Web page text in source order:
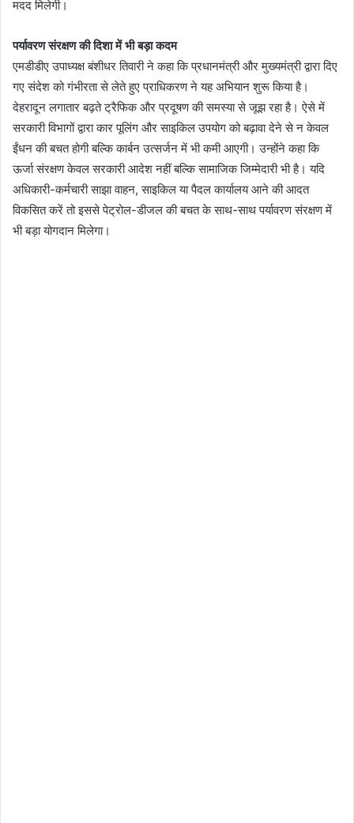
मदद मिलेगी।
पर्यावरण संरक्षण की दिशा में भी बड़ा कदम
एमडीडीए उपाध्यक्ष बंशीधर तिवारी ने कहा कि प्रधानमंत्री और मुख्यमंत्री द्वारा दिए
गए संदेश को गंभीरता से लेते हुए प्राधिकरण ने यह अभियान शुरू किया है।
देहरादून लगातार बढ़ते ट्रैफिक और प्रदूषण की समस्या से जूझ रहा है। ऐसे में
सरकारी विभागों द्वारा कार पूलिंग और साइकिल उपयोग को बढ़ावा देने से न केवल
ईंधन की बचत होगी बल्कि कार्बन उत्सर्जन में भी कमी आएगी। उन्होंने कहा कि
ऊर्जा संरक्षण केवल सरकारी आदेश नहीं बल्कि सामाजिक जिम्मेदारी भी है। यदि
अधिकारी-कर्मचारी साझा वाहन, साइकिल या पैदल कार्यालय आने की आदत
विकसित करें तो इससे पेट्रोल-डीजल की बचत के साथ-साथ पर्यावरण संरक्षण में
भी बड़ा योगदान मिलेगा।